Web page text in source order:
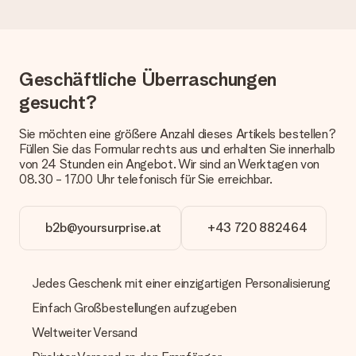
Welche Lieferoptionen stehen zur Verfügung?
Derzeit können wir (noch) keine verschiedenen Lieferoptionen
Päckchen versendet. Möchtest du wissen, ob es als Paket
oder Päckchen geliefert wird, kontaktiere bitte unseren
Kundenservice.
Wie kann ich meine Bestellung bezahlen?
Wir bieten die folgenden Zahlungsoptionen an: Vorauskasse
mit normaler Überweisung, Sofortüberweisung, Paypal,
manuellen Überweisung verlängert sich die Lieferzeit des
Geschenks jedoch um 3 Werktage.
Geschenk empfangen
Geschäftliche Überraschungen
gesucht?
Sie möchten eine größere Anzahl dieses Artikels bestellen?
Füllen Sie das Formular rechts aus und erhalten Sie innerhalb
von 24 Stunden ein Angebot. Wir sind an Werktagen von
08.30 - 17.00 Uhr telefonisch für Sie erreichbar.
b2b@yoursurprise.at +43 720 882464
Jedes Geschenk mit einer einzigartigen Personalisierung
Einfach Großbestellungen aufzugeben
Weltweiter Versand